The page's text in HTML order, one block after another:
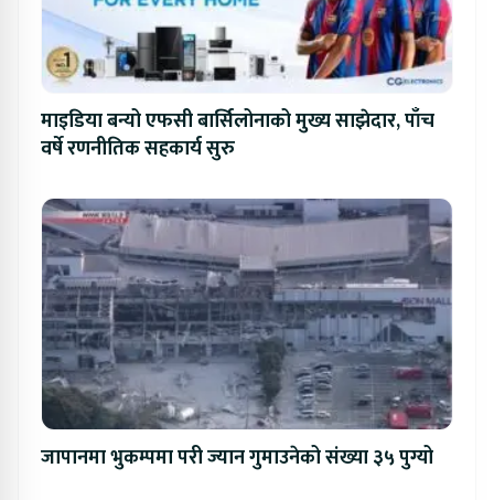
माइडिया बन्यो एफसी बार्सिलोनाको मुख्य साझेदार, पाँच
वर्षे रणनीतिक सहकार्य सुरु
जापानमा भुकम्पमा परी ज्यान गुमाउनेको संख्या ३५ पुग्यो